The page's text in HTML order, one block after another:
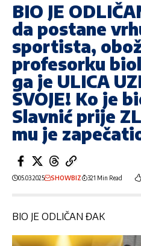
BIO JE
da postane
sportista,
profesorku
ga je ULICA
SVOJE! Ko je
Slavnić prije
mu je
05.03.2025 SHOWBIZ 321 Min Read
BIO JE ODLIČAN ĐAK